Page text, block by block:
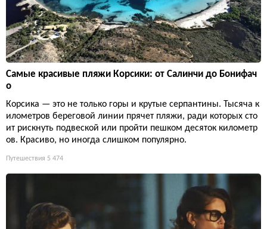
Самые красивые пляжи Корсики: от Салинчи до Бонифач
о
Корсика — это не только горы и крутые серпантины. Тысяча к
илометров береговой линии прячет пляжи, ради которых сто
ит рискнуть подвеской или пройти пешком десяток километр
ов. Красиво, но иногда слишком популярно.
Путешествия 5 474